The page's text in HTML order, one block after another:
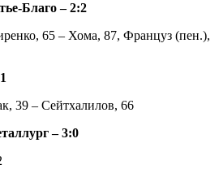
Благо – 2:2
65 – Хома, 87, Француз (пен.),
39 – Сейтхалилов, 66
– 3:0